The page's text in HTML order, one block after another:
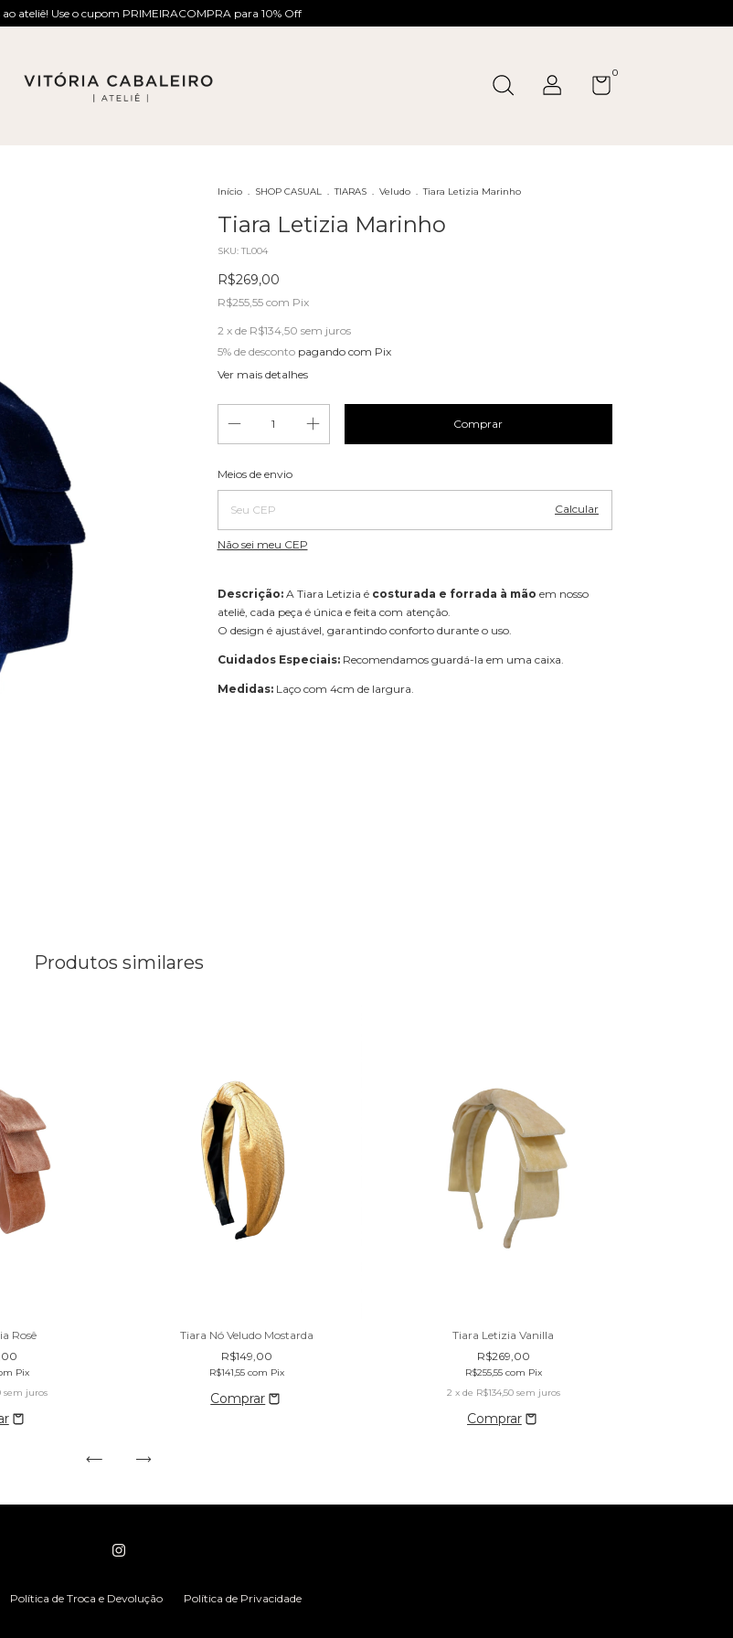
ateliê! Use o cupom PRIMEIRACOMPRA para 10% Off
0
Início . SHOP CASUAL . TIARAS . Veludo . Tiara Letizia Marinho
Tiara Letizia Marinho
SKU:TL004
R$269,00
R$255,55 com Pix
2 x de R$134,50 sem juros
5% de descontopagando com Pix
Ver mais detalhes
Entregas para o CEP:
Meios de envio
Calcular
Não sei meu CEP
Descrição:A Tiara Letizia é costurada e forrada à mão em nosso
ateliê, cada peça é única e feita com atenção.
O design é ajustável, garantindo conforto durante o uso.
Cuidados Especiais:Recomendamos guardá-la em uma caixa.
Medidas: Laço com 4cm de largura.
Produtos similares
Rosê
Pix
sem juros
Tiara Nó Veludo Mostarda
R$149,00
R$141,55com Pix
Tiara Letizia Vanilla
R$269,00
R$255,55 com Pix
2 x de R$134,50 sem juros
Política de Troca e Devolução Política de Privacidade